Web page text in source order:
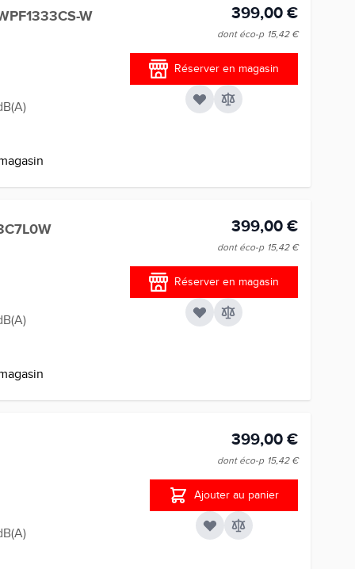
W 399,00 €
dont éco-p 15,42 €
Réserver en magasin
399,00 €
dont éco-p 15,42 €
Réserver en magasin
399,00 €
dont éco-p 15,42 €
Ajouter au panier